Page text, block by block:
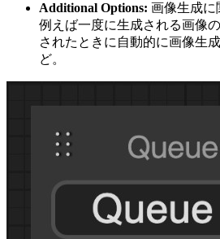
Additional Options: 画像生成に
例えば一度に生成される画像
されたときに自動的に画像生
ど。